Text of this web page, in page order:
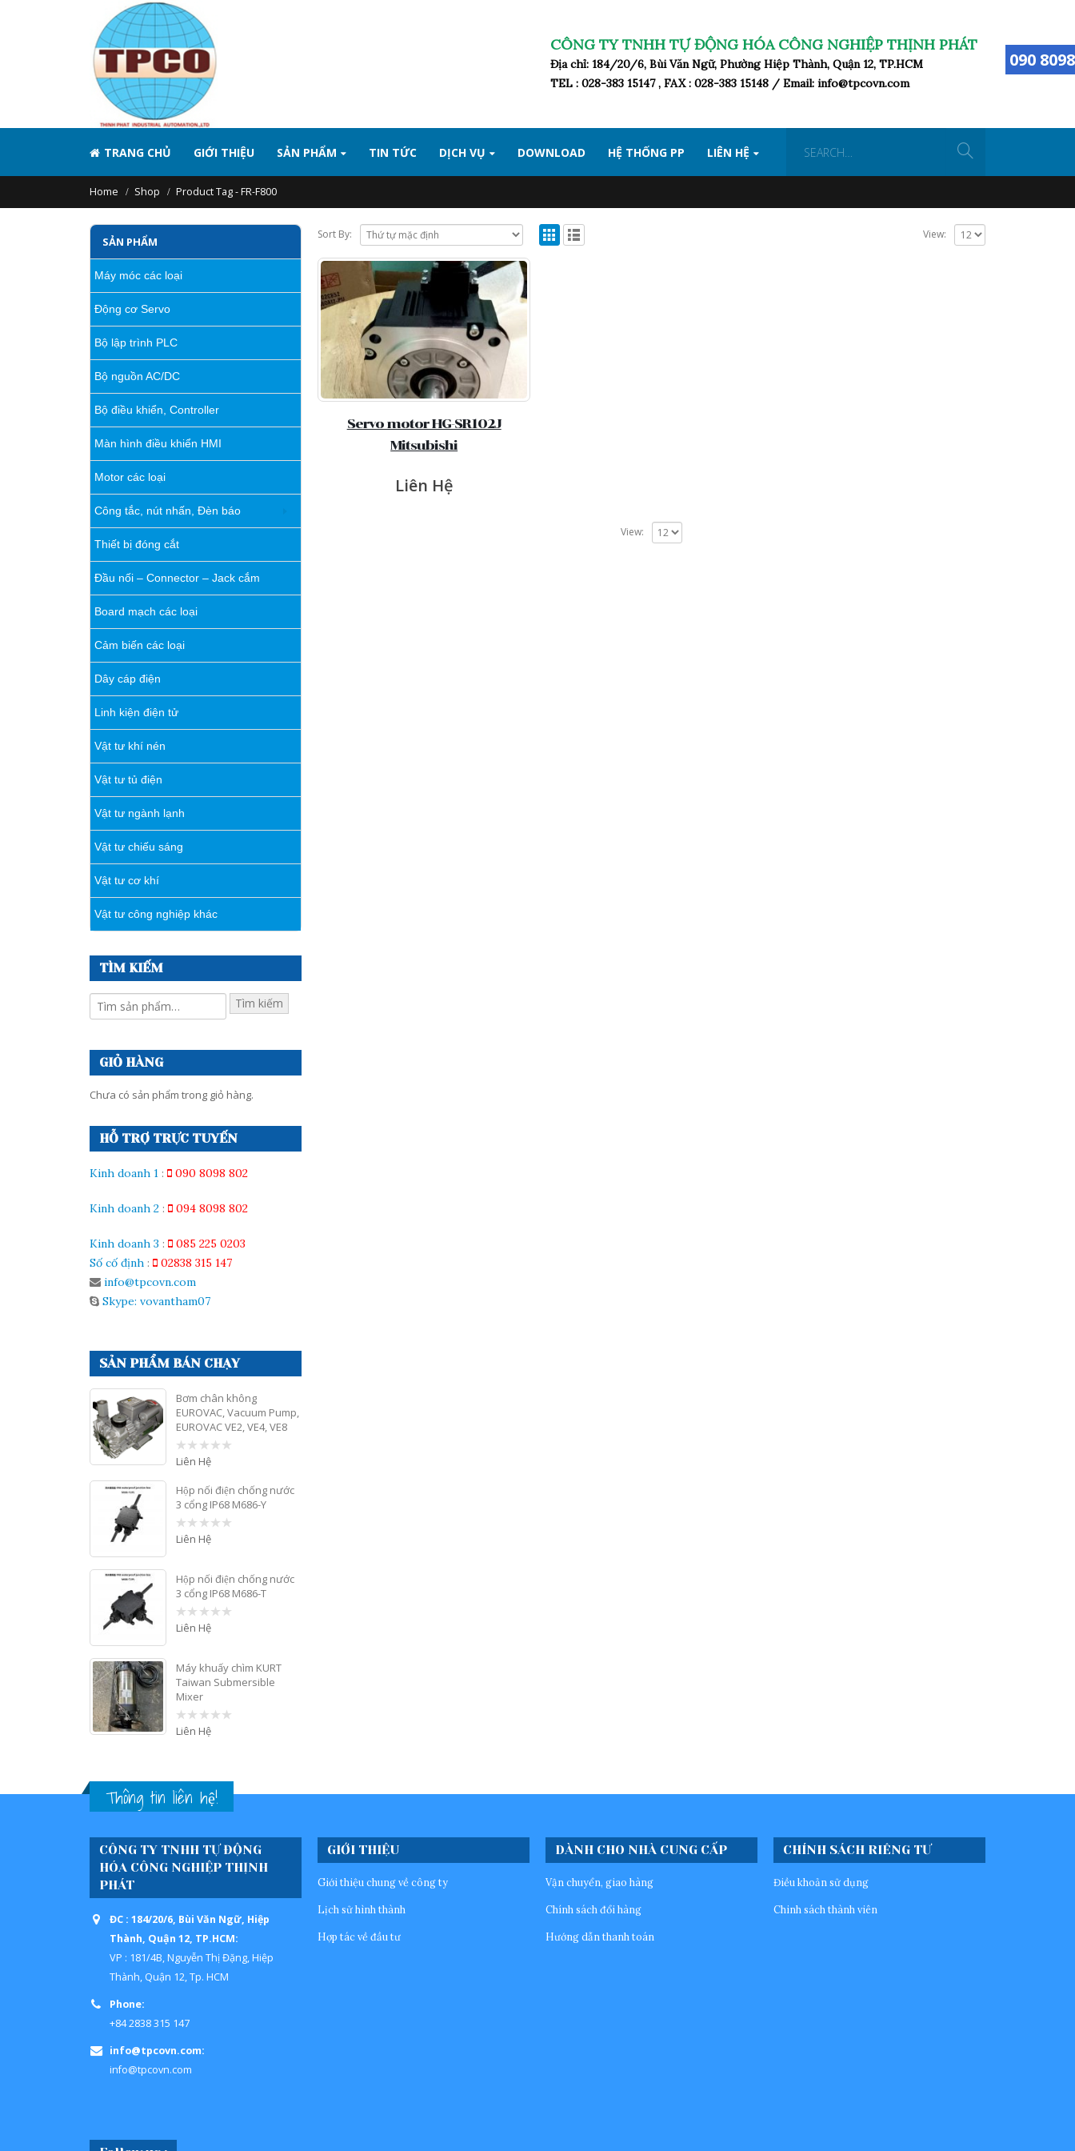
CÔNG TY TNHH TỰ ĐỘNG HÓA CÔNG NGHIỆP THỊNH PHÁT
Địa chỉ: 184/20/6, Bùi Văn Ngữ, Phường Hiệp Thành, Quận 12, TP.HCM
TEL : 028-383 15147 , FAX : 028-383 15148 / Email: info@tpcovn.com
090
TRANG CHỦ GIỚI THIỆU SẢN PHẨM TIN TỨC DỊCH VỤ DOWNLOAD HỆ THỐNG PP LIÊN HỆ
Home Shop Product Tag -FR-F800
Sort By: View:
Servo motor HG-SR102J
Mitsubishi
Liên Hệ
View:
SẢN PHẨM
Máy móc các loại
Động cơ Servo
Bộ lập trình PLC
Bộ nguồn AC/DC
Bộ điều khiển, Controller
Màn hình điều khiển HMI
Motor các loại
Công tắc, nút nhấn, Đèn báo
Thiết bị đóng cắt
Đầu nối – Connector – Jack cắm
Board mạch các loại
Cảm biến các loại
Dây cáp điện
Linh kiện điện tử
Vật tư khí nén
Vật tư tủ điện
Vật tư ngành lạnh
Vật tư chiếu sáng
Vật tư cơ khí
Vật tư công nghiệp khác
TÌM KIẾM
Tìm kiếm
GIỎ HÀNG
Chưa có sản phẩm trong giỏ hàng.
HỖ TRỢ TRỰC TUYẾN
Kinh doanh 1 : 090 8098 802
Kinh doanh 2 : 094 8098 802
Kinh doanh 3 :
085 225 0203
Số cố định :
02838 315 147
info@tpcovn.com
Skype: vovantham07
SẢN PHẨM BÁN CHẠY
Bơm chân không
EUROVAC, Vacuum Pump,
EUROVAC VE2, VE4, VE8
0
5
Liên Hệ
Hộp nối điện chống nước
3 cổng IP68 M686-Y
0
Liên Hệ
Hộp nối điện chống nước
3 cổng IP68 M686-T
0
Liên Hệ
Máy khuấy chìm KURT
Taiwan Submersible
Mixer
0
Liên Hệ
Thông tin liên hệ!
CÔNG TY TNHH TỰ ĐỘNG
HÓA CÔNG NGHIỆP THỊNH
PHÁT
ĐC : 184/20/6, Bùi Văn Ngữ, Hiệp
Thành, Quận 12, TP.HCM:
VP : 181/4B, Nguyễn Thị Đặng, Hiệp
Thành, Quận 12, Tp. HCM
Phone:
+84 2838 315 147
info@tpcovn.com:
info@tpcovn.com
GIỚI THIỆU
Giới thiệu chung về công ty
Lịch sử hình thành
Hợp tác về đầu tư
DÀNH CHO NHÀ CUNG CẤP
Vận chuyển, giao hàng
Chính sách đổi hàng
Hướng dẫn thanh toán
CHÍNH SÁCH RIÊNG TƯ
Điều khoản sử dụng
Chinh sách thành viên